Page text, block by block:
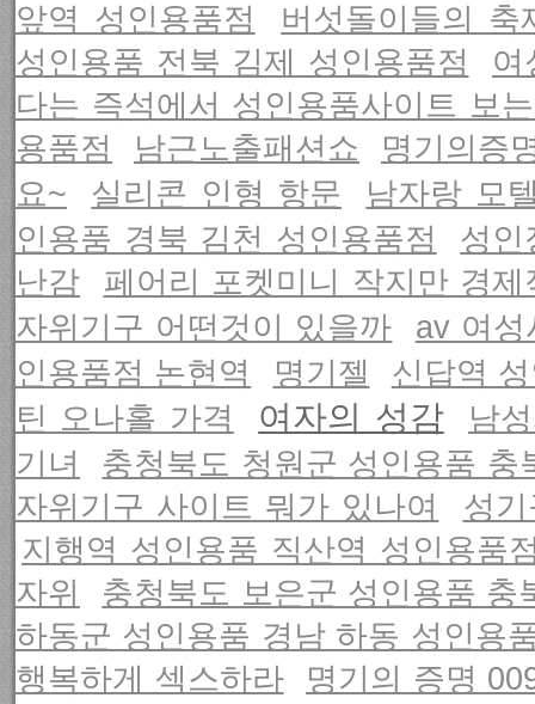
앞역 성인용품점
버섯돌이들의 축
성인용품 전북 김제 성인용품점
여
다는 즉석에서 성인용품사이트 보
용품점
남근노출패션쇼
명기의증
요~
실리콘 인형 항문
남자랑 모
인용품 경북 김천 성인용품점
성
난감
페어리 포켓미니 작지만 경
자위기구 어떤것이 있을까
av 여성
인용품점 논현역
명기젤
신답역
틴 오나홀 가격
여자의 성감
남
기녀
충청북도 청원군 성인용품 충
자위기구 사이트 뭐가 있나여
성
지행역 성인용품 직산역 성인용품
자위
충청북도 보은군 성인용품 충
하동군 성인용품 경남 하동 성인용
행복하게 섹스하라
명기의 증명